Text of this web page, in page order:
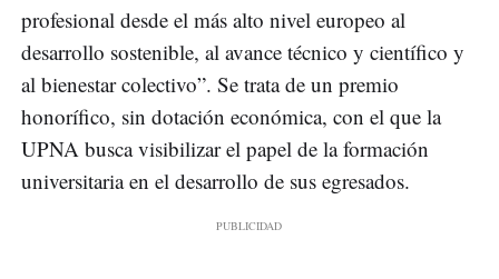
profesional desde el más alto nivel europeo al
desarrollo sostenible, al avance técnico y científico y
al bienestar colectivo”. Se trata de un premio
honorífico, sin dotación económica, con el que la
UPNA busca visibilizar el papel de la formación
universitaria en el desarrollo de sus egresados.